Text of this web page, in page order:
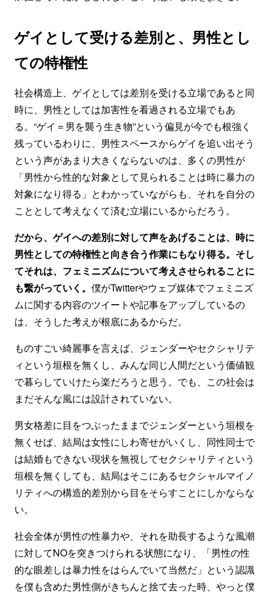
ゲイとして受ける差別と、男性とし
ての特権性
社会構造上、ゲイとしては差別を受ける立場であると同
時に、男性としては加害性を看過される立場でもあ
る。“ゲイ＝男を襲う生き物”という偏見が今でも根強く
残っているわりに、男性スペースからゲイを追い出そう
という声があまり大きくならないのは、多くの男性が
「男性から性的な対象として見られることは時に暴力の
対象になり得る」とわかっていながらも、それを自分の
こととして考えなくて済む立場にいるからだろう。
だから、ゲイへの差別に対して声をあげることは、時に
男性としての特権性と向き合う作業にもなり得る。そし
てそれは、フェミニズムについて考えさせられることに
も繋がっていく。 僕がTwitterやウェブ媒体でフェミニズ
ムに関する内容のツイートや記事をアップしているの
は、そうした考えが根底にあるからだ。
ものすごい綺麗事を言えば、ジェンダーやセクシャリテ
ィという垣根を無くし、みんな同じ人間だという価値観
で暮らしていけたら楽だろうと思う。でも、この社会は
まだそんな風には設計されていない。
男女格差に目をつぶったままでジェンダーという垣根を
無くせば、結局は女性にしわ寄せがいくし、同性同士で
は結婚もできない現状を無視してセクシャリティという
垣根を無くしても、結局はそこにあるセクシャルマイノ
リティへの構造的差別から目をそらすことにしかならな
い。
社会全体が男性の性暴力や、それを助長するような風潮
に対してNOを突きつけられる状態になり、「男性の性
的な眼差しは暴力性をはらんでいて当然だ」という認識
を僕も含めた男性側がきちんと捨て去った時、やっと僕